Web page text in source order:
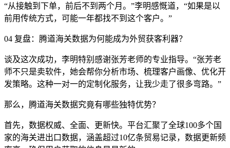
“从接触到下单，前后不到两个月。”李明感慨道，“如果是以
前用传统方式，可能一年都找不到这个客户。”
04 复盘：腾道海关数据为何能成为外贸获客利器？
谈及这次成功，李明特别感谢张芳老师的专业指导。“张芳老
师不只是卖软件，她会帮你分析市场、梳理客户画像、优化开
发策略。这种一对一的定制化服务，让我少走了很多弯路。”
那么，腾道海关数据究竟有哪些独特优势？
首先，数据权威、全面、更新快。平台汇聚了全球100多个国
家的海关进出口数据，涵盖超过10亿条贸易记录，数据更新频